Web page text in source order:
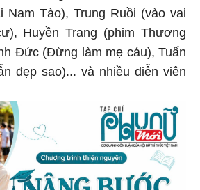
Nam Tào), Trung Ruồi (vào vai
Huyền Trang (phim Thương
Đức (Đừng làm mẹ cáu), Tuấn
đẹp sao)... và nhiều diễn viên